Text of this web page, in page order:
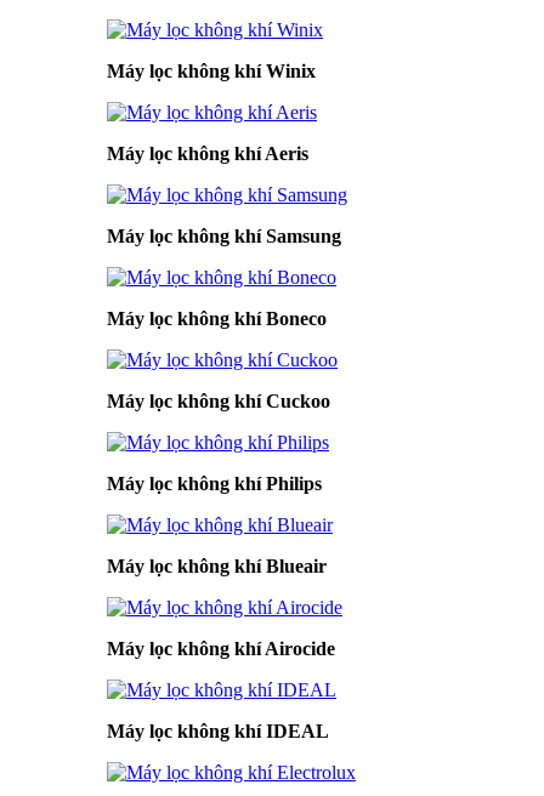
Máy lọc không khí Winix
Máy lọc không khí Aeris
Máy lọc không khí Samsung
Máy lọc không khí Boneco
Máy lọc không khí Cuckoo
Máy lọc không khí Philips
Máy lọc không khí Blueair
Máy lọc không khí Airocide
Máy lọc không khí IDEAL